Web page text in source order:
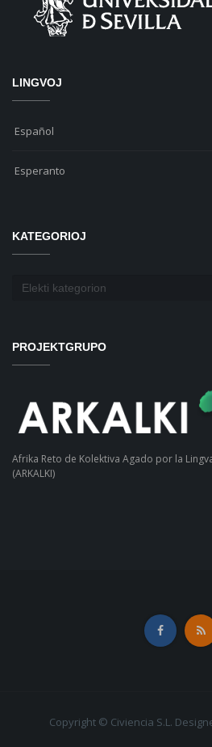
LINGVOJ
Español
Esperanto
KATEGORIOJ
Kategorioj
PROJEKTGRUPO
Afrika Reto de Kolektiva Agado por la
(ARKALKI)
Copyright © Civiencia S.L.